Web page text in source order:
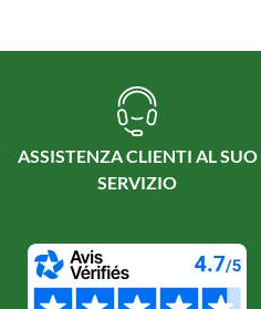
ASSISTENZA CLIENTI AL SUO
SERVIZIO